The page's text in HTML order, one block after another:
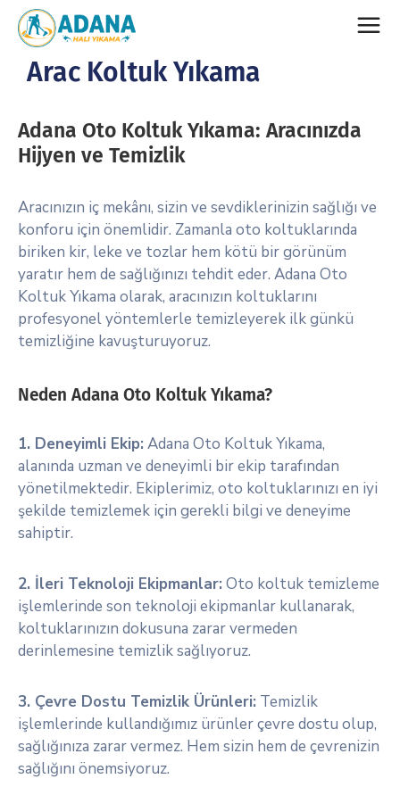
Arac Koltuk Yıkama
Adana Oto Koltuk Yıkama: Aracınızda
Hijyen ve Temizlik
Aracınızın iç mekânı, sizin ve sevdiklerinizin sağlığı ve
konforu için önemlidir. Zamanla oto koltuklarında
biriken kir, leke ve tozlar hem kötü bir görünüm
yaratır hem de sağlığınızı tehdit eder. Adana Oto
Koltuk Yıkama olarak, aracınızın koltuklarını
profesyonel yöntemlerle temizleyerek ilk günkü
temizliğine kavuşturuyoruz.
Neden Adana Oto Koltuk Yıkama?
1. Deneyimli Ekip: Adana Oto Koltuk Yıkama,
alanında uzman ve deneyimli bir ekip tarafından
yönetilmektedir. Ekiplerimiz, oto koltuklarınızı en iyi
şekilde temizlemek için gerekli bilgi ve deneyime
sahiptir.
2. İleri Teknoloji Ekipmanlar: Oto koltuk temizleme
işlemlerinde son teknoloji ekipmanlar kullanarak,
koltuklarınızın dokusuna zarar vermeden
derinlemesine temizlik sağlıyoruz.
3. Çevre Dostu Temizlik Ürünleri: Temizlik
işlemlerinde kullandığımız ürünler çevre dostu olup,
sağlığınıza zarar vermez. Hem sizin hem de çevrenizin
sağlığını önemsiyoruz.